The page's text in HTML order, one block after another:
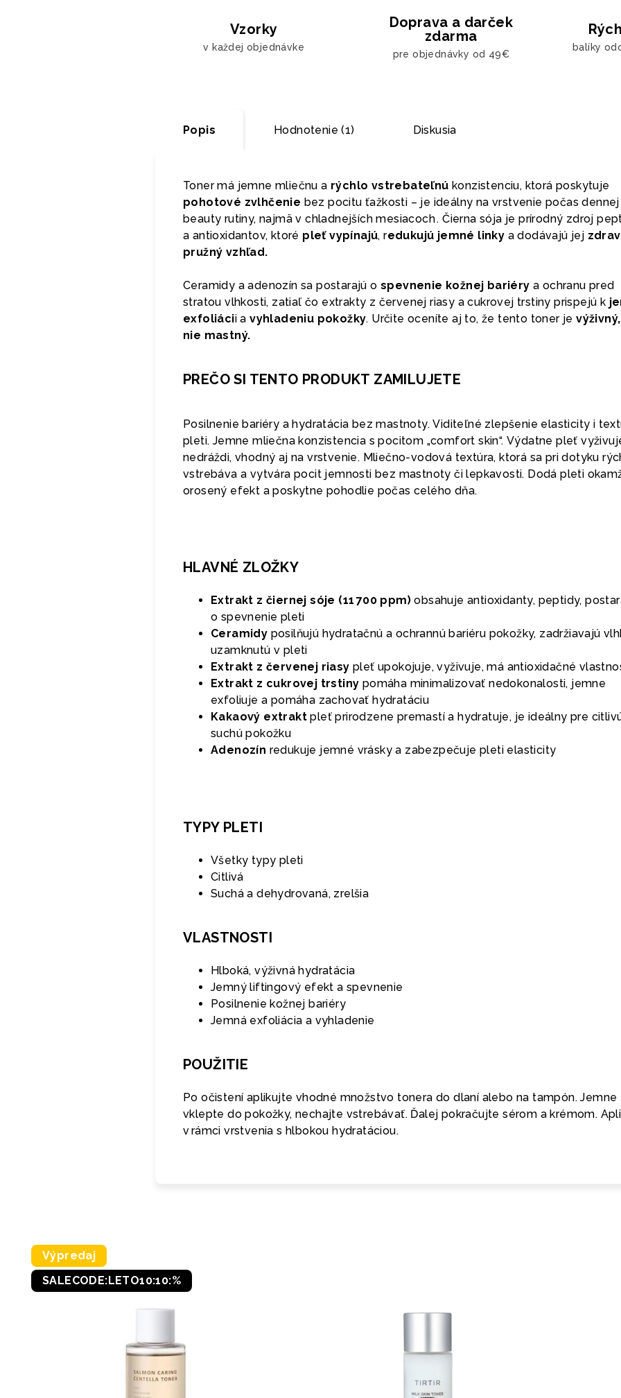
Vzorky
v každej objednávke
Doprava a darček
zdarma
pre objednávky od 49€
balíky
Popis Hodnotenie (1) Diskusia
Toner má jemne mliečnu a rýchlo vstrebateľnú konzistenciu, ktorá poskytuje
pohotové zvlhčenie bez pocitu ťažkosti – je ideálny na vrstvenie počas dennej
beauty rutiny, najmä v chladnejších mesiacoch.Čierna sója je prírodný zdroj
a antioxidantov, ktoré pleť vypínajú, redukujú jemné linky a dodávajú jej
pružný vzhľad.
Ceramidy a adenozín sa postarajú o spevnenie kožnej bariéry a ochranu pred
stratou vlhkosti, zatiaľ čo extrakty z červenej riasy a cukrovej trstiny prispejú k
exfoliácii avyhladeniu pokožky. Určite oceníte aj to, že tento toner je
nie mastný.
PREČO SI TENTO PRODUKT ZAMILUJETE
Posilnenie bariéry a hydratácia bez mastnoty.Viditeľné zlepšenie elasticity i
pleti. Jemne mliečna konzistencia s pocitom „comfort skin“.Výdatne pleť
nedráždi, vhodný aj na vrstvenie. Mliečno‑vodová textúra, ktorá sa pri dotyku
vstrebáva a vytvára pocit jemnosti bez mastnoty či lepkavosti. Dodá pleti
orosený efekt a poskytne pohodlie počas celého dňa.
HLAVNÉ ZLOŽKY
Extrakt z čiernej sóje (11 700 ppm) obsahuje antioxidanty, peptidy,
o spevnenie pleti
Ceramidy posilňujú hydratačnú a ochrannú bariéru pokožky, zadržiavajú
uzamknutú v pleti
Extrakt z červenej riasy pleť upokojuje, vyživuje, má antioxidačné
Extrakt z cukrovej trstiny pomáha minimalizovať nedokonalosti, jemne
exfoliuje a pomáha zachovať hydratáciu
Kakaový extraktpleť prirodzene premastí a hydratuje, je ideálny pre
suchú pokožku
Adenozín redukuje jemné vrásky a zabezpečuje pleti elasticity
TYPY PLETI
Všetky typy pleti
Citlivá
Suchá a dehydrovaná, zrelšia
VLASTNOSTI
Hlboká, výživná hydratácia
Jemný liftingový efekt a spevnenie
Posilnenie kožnej bariéry
Jemná exfoliácia a vyhladenie
POUŽITIE
Po očistení aplikujte vhodné množstvo tonera do dlaní alebo na tampón. Jemne
vklepte do pokožky, nechajte vstrebávať. Ďalej pokračujte sérom a krémom.
v rámci vrstvenia s hlbokou hydratáciou.
Výpredaj
SALECODE:LETO10:10:%